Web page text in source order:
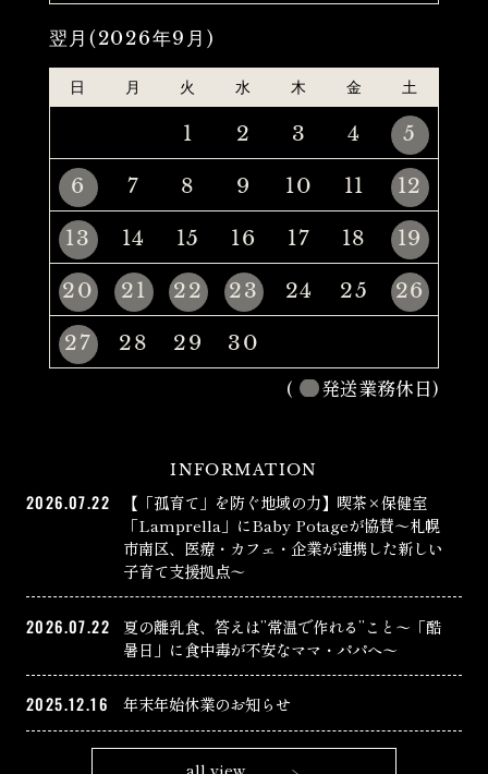
翌月(2026年9月)
日 月 火 水 木 金 土
1 2 3 4
5
6
7 8 9 10 11
12
13
14 15 16 17 18
19
20
21 22 23 24 25
26
27
28 29
30
(
発送業務休日)
INFORMATION
2026.07.22
【「孤育て」を防ぐ地域の力】喫茶×保健室
「Lamprella」にBaby Potageが協賛〜札幌
市南区、医療・カフェ・企業が連携した新しい
子育て支援拠点〜
2026.07.22
夏の離乳食、答えは”常温で作れる”こと〜「酷
暑日」に食中毒が不安なママ・パパへ〜
2025.12.16 年末年始休業のお知らせ
all view